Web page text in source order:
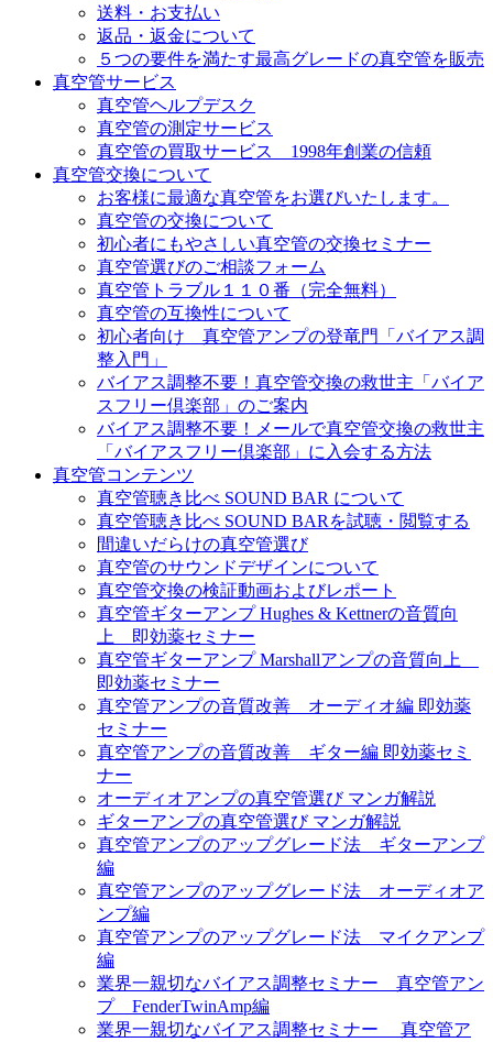
送料・お支払い
返品・返金について
５つの要件を満たす最高グレードの真空管を販売
真空管サービス
真空管ヘルプデスク
真空管の測定サービス
真空管の買取サービス 1998年創業の信頼
真空管交換について
お客様に最適な真空管をお選びいたします。
真空管の交換について
初心者にもやさしい真空管の交換セミナー
真空管選びのご相談フォーム
真空管トラブル１１０番（完全無料）
真空管の互換性について
初心者向け 真空管アンプの登竜門「バイアス調
整入門」
バイアス調整不要！真空管交換の救世主「バイア
スフリー倶楽部」のご案内
バイアス調整不要！メールで真空管交換の救世主
「バイアスフリー倶楽部」に入会する方法
真空管コンテンツ
真空管聴き比べ SOUND BAR について
真空管聴き比べ SOUND BARを試聴・閲覧する
間違いだらけの真空管選び
真空管のサウンドデザインについて
真空管交換の検証動画およびレポート
真空管ギターアンプ Hughes & Kettnerの音質向
上 即効薬セミナー
真空管ギターアンプ Marshallアンプの音質向上
即効薬セミナー
真空管アンプの音質改善 オーディオ編 即効薬
セミナー
真空管アンプの音質改善 ギター編 即効薬セミ
ナー
オーディオアンプの真空管選び マンガ解説
ギターアンプの真空管選び マンガ解説
真空管アンプのアップグレード法 ギターアンプ
編
真空管アンプのアップグレード法 オーディオア
ンプ編
真空管アンプのアップグレード法 マイクアンプ
編
業界一親切なバイアス調整セミナー 真空管アン
プ FenderTwinAmp編
業界一親切なバイアス調整セミナー 真空管ア